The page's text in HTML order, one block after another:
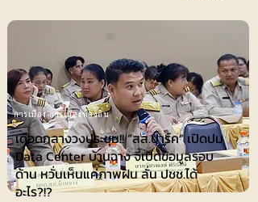
เดือดกลางวงประชุม!! “สส.ปาร์ค” เปิดปม
Data Center บ้านฉาง จี้เปิดข้อมูลรอบ
ด้าน หวั่นเห็นแค่ภาพฝัน ลั่น ปชช.ได้
อะไร?!?
การเมือง-การเมืองท้องถิ่น